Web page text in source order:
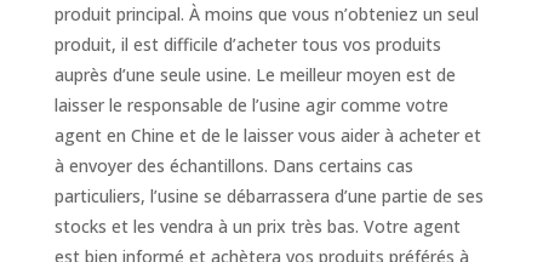
produit principal. À moins que vous n’obteniez un seul
produit, il est difficile d’acheter tous vos produits
auprès d’une seule usine. Le meilleur moyen est de
laisser le responsable de l’usine agir comme votre
agent en Chine et de le laisser vous aider à acheter et
à envoyer des échantillons. Dans certains cas
particuliers, l’usine se débarrassera d’une partie de ses
stocks et les vendra à un prix très bas. Votre agent
est bien informé et achètera vos produits préférés à